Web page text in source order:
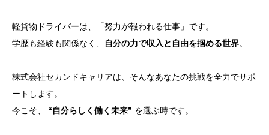
軽貨物ドライバーは、「努力が報われる仕事」です。
学歴も経験も関係なく、
自分の力で収入と自由を掴める世界。
株式会社セカンドキャリアは、そんなあなたの挑戦を全力でサポ
ートします。
今こそ、 “自分らしく働く未来” を選ぶ時です。